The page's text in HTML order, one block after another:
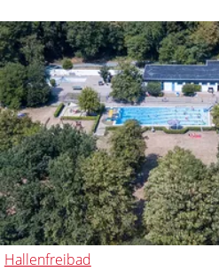
Hallenfreibad